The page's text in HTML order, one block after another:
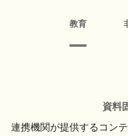
教育
資料
連携機関が提供するコンテ